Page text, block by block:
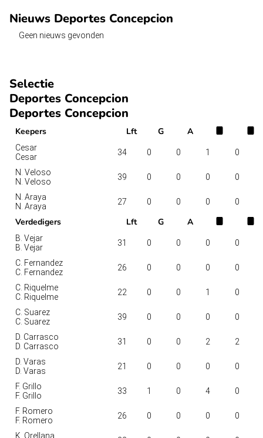
Nieuws Deportes Concepcion
Geen nieuws gevonden
Selectie
Deportes Concepcion
Deportes Concepcion
Keepers Lft G A
Cesar
Cesar
34 0 0 1 0
N. Veloso
N. Veloso
39 0 0 0 0
N. Araya
N. Araya
27 0 0 0 0
Verdedigers Lft G A
B. Vejar
B. Vejar
31 0 0 0 0
C. Fernandez
C. Fernandez
26 0 0 0 0
C. Riquelme
C. Riquelme
22 0 0 1 0
C. Suarez
C. Suarez
39 0 0 0 0
D. Carrasco
D. Carrasco
31 0 0 2 2
D. Varas
D. Varas
21 0 0 0 0
F. Grillo
F. Grillo
33 1 0 4 0
F. Romero
F. Romero
26 0 0 0 0
K. Orellana